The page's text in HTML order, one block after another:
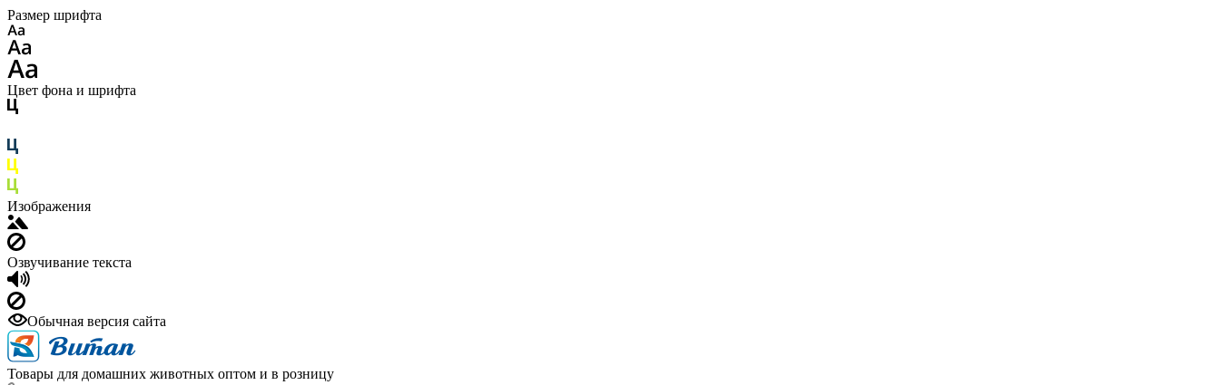
Размер шрифта
Цвет фона и шрифта
Изображения
Озвучивание текста
Обычная версия сайта
Товары для домашних животных оптом и в розницу